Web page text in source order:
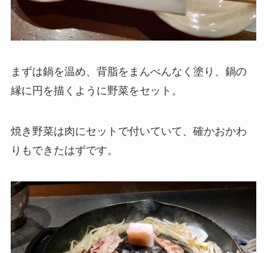
まずは鍋を温め、背脂をまんべんなく塗り、鍋の
縁に円を描くように野菜をセット。
焼き野菜は肉にセットで付いていて、確かおかわ
りもできたはずです。